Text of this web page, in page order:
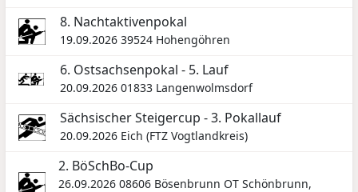
8. Nachtaktivenpokal
19.09.2026 39524 Hohengöhren
6. Ostsachsenpokal - 5. Lauf
20.09.2026 01833 Langenwolmsdorf
Sächsischer Steigercup - 3. Pokallauf
20.09.2026 Eich (FTZ Vogtlandkreis)
2. BöSchBo-Cup
26.09.2026 08606 Bösenbrunn OT Schönbrunn,